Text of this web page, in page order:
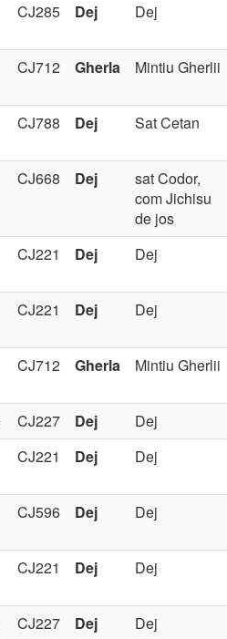
CJ285 Dej Dej
CJ712 Gherla Mintiu Gherlii
CJ788 Dej Sat Cetan
CJ668 Dej
sat Codor,
com Jichisu
de jos
CJ221 Dej Dej
CJ221 Dej Dej
CJ712 Gherla Mintiu Gherlii
CJ227 Dej
Dej
CJ221 Dej Dej
CJ596 Dej Dej
CJ221 Dej Dej
CJ227 Dej
Dej